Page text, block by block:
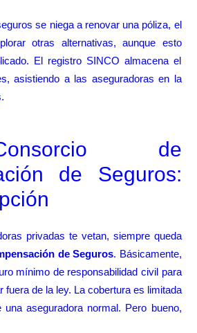
se niega a renovar una póliza, el
otras alternativas, aunque esto
El registro SINCO almacena el
asistiendo a las aseguradoras en la
de
de Seguros:
privadas te vetan, siempre queda
de Seguros. Básicamente,
mínimo de responsabilidad civil para
fuera de la ley. La cobertura es limitada
aseguradora normal. Pero bueno,